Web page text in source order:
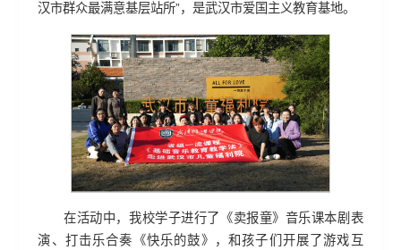
汉市群众最满意基层站所”，是武汉市爱国主义教育基地。
在活动中，我校学子进行了《卖报童》音乐课本剧表
演、打击乐合奏《快乐的鼓》，和孩子们开展了游戏互